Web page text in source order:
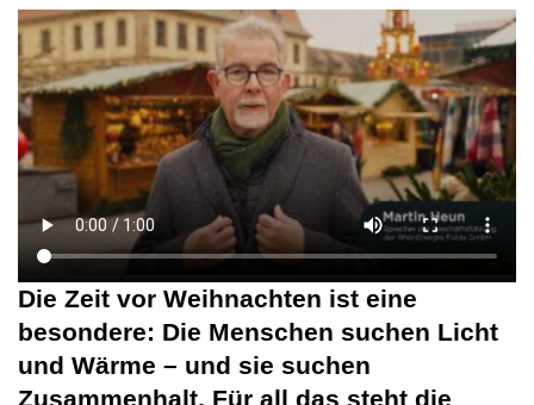
Die Zeit vor Weihnachten ist eine
besondere: Die Menschen suchen Licht
und Wärme – und sie suchen
Zusammenhalt. Für all das steht die